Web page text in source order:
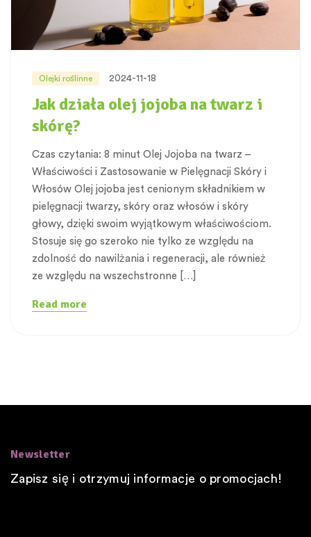
Olejki roślinne 2024-11-18
Jak działa olej jojoba na twarz i
skórę?
Czas czytania: 8 minut Olej Jojoba na twarz –
Właściwości i Zastosowanie w Pielęgnacji Skóry i
Włosów Olej jojoba jest cenionym składnikiem w
pielęgnacji twarzy, skóry oraz włosów i skóry
głowy, dzięki swoim wyjątkowym właściwościom.
Stosuje się go szeroko nie tylko ze względu na
zdolność do nawilżania i regeneracji, ale również
ze względu na wszechstronne […]
Read more
Newsletter
Zapisz się i otrzymuj informacje o promocjach!